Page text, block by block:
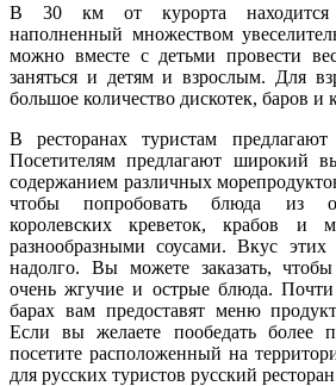
В 30 км от курорта находится
наполненный множеством
можно вместе с детьми провести
заняться и детям и взрослым. Для
большое количество дискотек, баров и
В ресторанах туристам
Посетителям предлагают широкий
содержанием различных
чтобы попробовать блюда из
королевских креветок, крабов и
разнообразными соусами. Вкус
надолго. Вы можете заказать,
очень жгучие и острые блюда. Почти
барах вам предоставят меню
Если вы желаете пообедать более
посетите расположенный на
для русских туристов русский